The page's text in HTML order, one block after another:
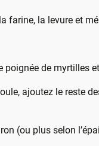
farine, la levure et
de myrtilles
ajoutez le reste
(ou plus selon